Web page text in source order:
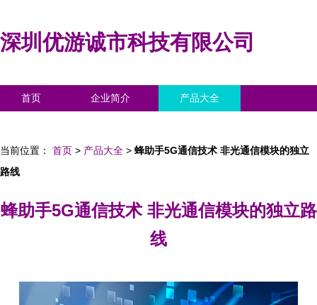
深圳优游诚市科技有限公司
首页 企业简介 产品大全
当前位置： 首页 > 产品大全 > 蜂助手5G通信技术 非光通信模块的独立
路线
蜂助手5G通信技术 非光通信模块的独立路
线